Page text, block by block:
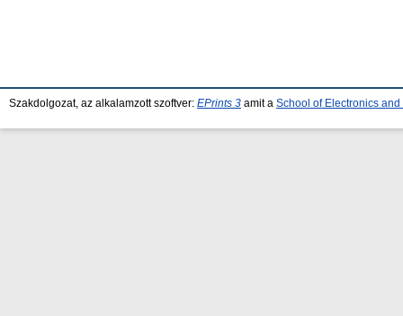
Szakdolgozat, az alkalamzott szoftver: EPrints 3 amit a School of Electronics